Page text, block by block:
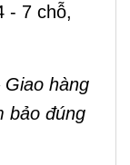
- 7 chỗ,
hàng
bảo đúng